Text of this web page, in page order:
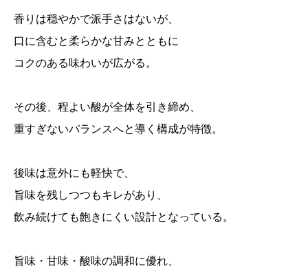
香りは穏やかで派手さはないが、
口に含むと柔らかな甘みとともに
コクのある味わいが広がる。
その後、程よい酸が全体を引き締め、
重すぎないバランスへと導く構成が特徴。
後味は意外にも軽快で、
旨味を残しつつもキレがあり、
飲み続けても飽きにくい設計となっている。
旨味・甘味・酸味の調和に優れ、